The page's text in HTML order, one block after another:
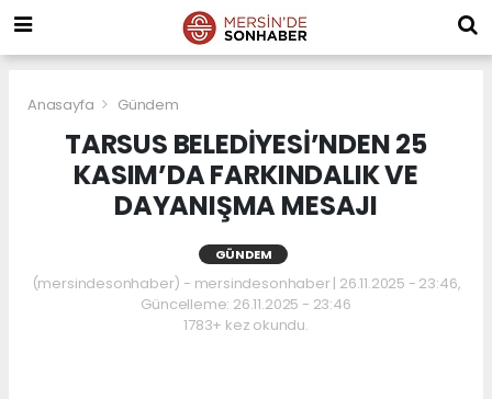
Anasayfa Gündem
TARSUS BELEDİYESİ’NDEN 25
KASIM’DA FARKINDALIK VE
DAYANIŞMA MESAJI
GÜNDEM
(mersindesonhaber) - mersindesonhaber | 26.11.2025 - 23:46,
Güncelleme: 26.11.2025 - 23:46
1783+ kez okundu.